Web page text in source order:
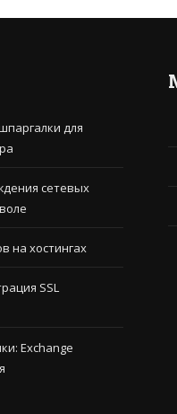
для
сетевых
на хостингах
SSL
Exchange